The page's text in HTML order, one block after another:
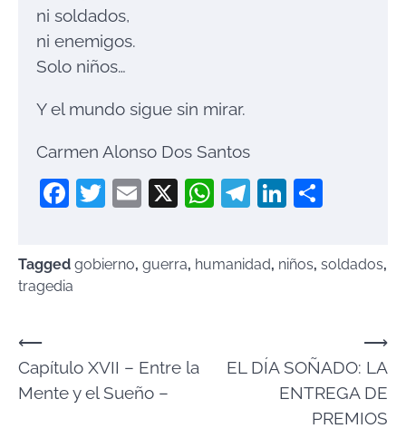
ni soldados,
ni enemigos.
Solo niños…
Y el mundo sigue sin mirar.
Carmen Alonso Dos Santos
Facebook
Twitter
Email
X WhatsApp
Telegram
LinkedIn
Tagged gobierno, guerra, humanidad, niños, soldados,
tragedia
Navegación
de
entradas
⟵
Capítulo XVII – Entre la
Mente y el Sueño –
EL DÍA SOÑADO: LA
ENTREGA DE
PREMIOS
⟶